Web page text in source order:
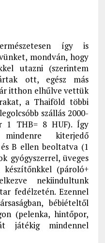
így is
mondván, hogy
utazni (szerintem
ott, egész más
itthon elhűlve vettük
a Thaiföld többi
szállás 2000-
1 THB= 8 HUF). Így
kiterjedő
B ellen beoltatva (1
gyógyszerrel, üveges
(pároló+
nekiindultunk
fedélzetén. Ezennel
bébiételtől
(pelenka, hintőpor,
játékig mindennel